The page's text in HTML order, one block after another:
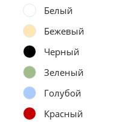
Белый
Бежевый
Черный
Зеленый
Голубой
Красный